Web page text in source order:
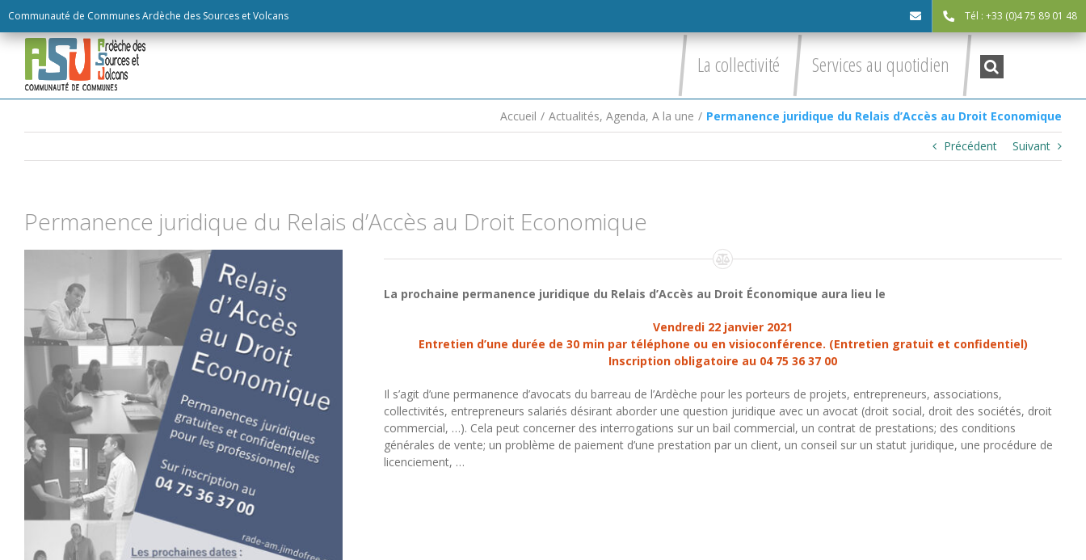
Communauté de Communes Ardèche des Sources et Volcans Tél : +33 (0)4 75 89 01 48
to
content
La collectivité Services au quotidien Recherche
:
Accueil / Actualités, Agenda, A la une / Permanence juridique du Relais d’Accès au Droit Economique
Précédent
Suivant
Permanence juridique du Relais d’Accès au Droit Economique
La prochaine permanence juridique du Relais d’Accès au Droit Économique aura lieu le
Vendredi 22 janvier 2021
Entretien d’une durée de 30 min par téléphone ou en visioconférence. (Entretien gratuit et confidentiel)
Inscription obligatoire au 04 75 36 37 00
Il s’agit d’une permanence d’avocats du barreau de l’Ardèche pour les porteurs de projets, entrepreneurs, associations,
collectivités, entrepreneurs salariés désirant aborder une question juridique avec un avocat (droit social, droit des sociétés, droit
commercial, …). Cela peut concerner des interrogations sur un bail commercial, un contrat de prestations; des conditions
générales de vente; un problème de paiement d’une prestation par un client, un conseil sur un statut juridique, une procédure de
licenciement, …